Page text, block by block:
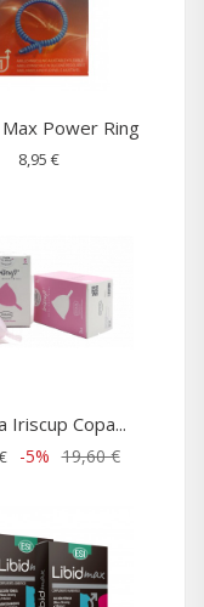
Power Ring
8,95 €
Iriscup Copa...
-5% 19,60 €